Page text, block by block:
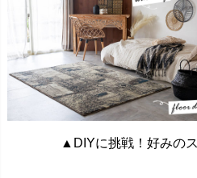
▲DIYに挑戦！好みの